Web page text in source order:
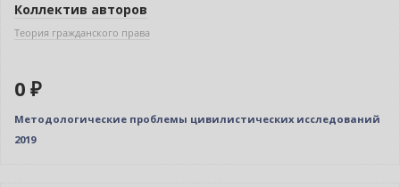
Коллектив авторов
Теория гражданского права
0 ₽
Методологические проблемы цивилистических исследований
2019